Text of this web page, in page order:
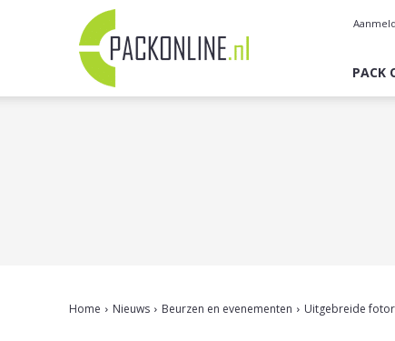
Pack
Online
PACK
Home Nieuws Beurzen en evenementen Uitgebreide